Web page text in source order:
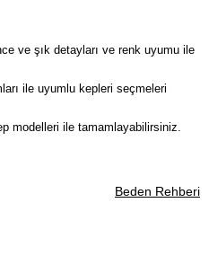
ve şık detayları ve renk uyumu ile
ile uyumlu kepleri seçmeleri
modelleri ile tamamlayabilirsiniz.
Beden Rehberi